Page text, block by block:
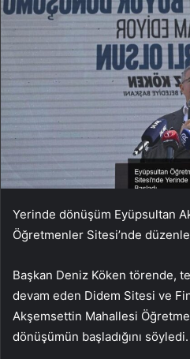
Yerinde dönüşüm Eyüpsultan
Öğretmenler Sitesi’nde
Başkan Deniz Köken törende,
devam eden Didem Sitesi ve
Akşemsettin Mahallesi
dönüşümün başladığını söyledi.